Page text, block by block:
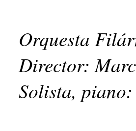
Orquesta
Director:
Solista,